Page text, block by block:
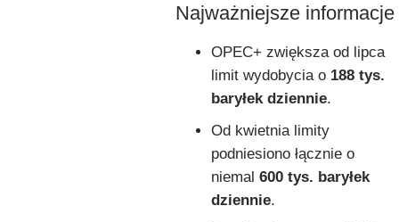
Najważniejsze informacje
OPEC+ zwiększa od lipca
limit wydobycia o 188 tys.
baryłek dziennie.
Od kwietnia limity
podniesiono łącznie o
niemal 600 tys. baryłek
dziennie.